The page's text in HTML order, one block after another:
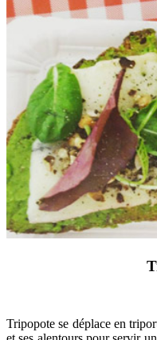
Tripopote se déplace en